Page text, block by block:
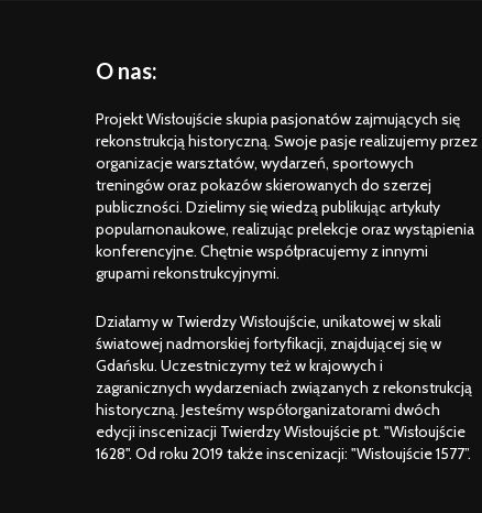
O nas:
Projekt Wisłoujście skupia pasjonatów zajmujących się
rekonstrukcją historyczną. Swoje pasje realizujemy przez
organizacje warsztatów, wydarzeń, sportowych
treningów oraz pokazów skierowanych do szerzej
publiczności. Dzielimy się wiedzą publikując artykuły
popularnonaukowe, realizując prelekcje oraz wystąpienia
konferencyjne. Chętnie współpracujemy z innymi
grupami rekonstrukcyjnymi.
Działamy w Twierdzy Wisłoujście, unikatowej w skali
światowej nadmorskiej fortyfikacji, znajdującej się w
Gdańsku. Uczestniczymy też w krajowych i
zagranicznych wydarzeniach związanych z rekonstrukcją
historyczną. Jesteśmy współorganizatorami dwóch
edycji inscenizacji Twierdzy Wisłoujście pt. "Wisłoujście
1628". Od roku 2019 także inscenizacji: "Wisłoujście 1577”.